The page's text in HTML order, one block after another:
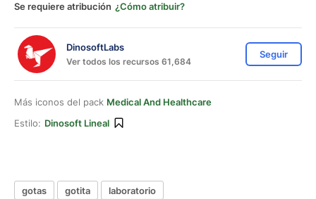
Se requiere atribución ¿Cómo atribuir?
DinosoftLabs
Ver todos los recursos 61,684
Seguir
Más iconos del pack Medical And Healthcare
Estilo: Dinosoft Lineal
gotas gotita
laboratorio